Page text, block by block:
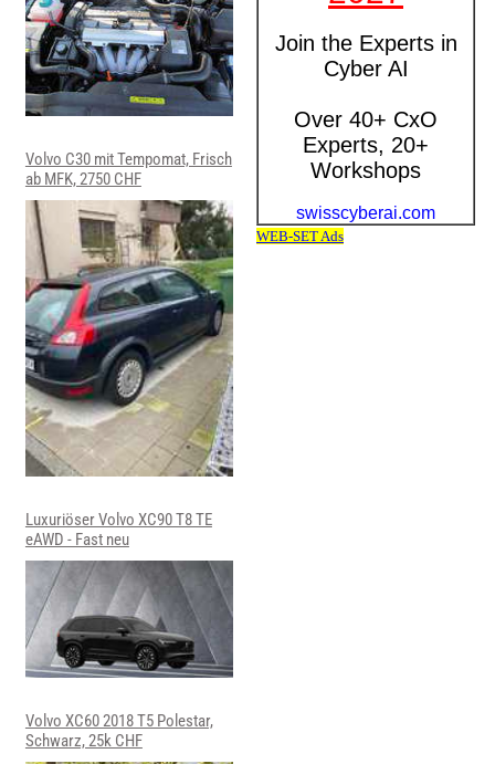
Volvo C30 mit Tempomat, Frisch
ab MFK, 2750 CHF
Luxuriöser Volvo XC90 T8 TE
eAWD - Fast neu
Volvo XC60 2018 T5 Polestar,
Schwarz, 25k CHF